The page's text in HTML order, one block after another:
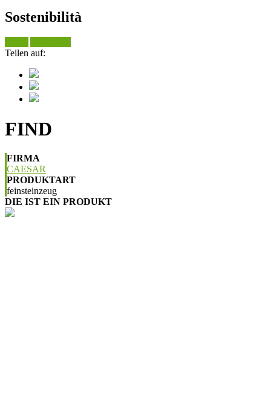
Sostenibilità
Teilen auf:
FIND
FIRMA
CAESAR
PRODUKTART
feinsteinzeug
DIE IST EIN PRODUKT